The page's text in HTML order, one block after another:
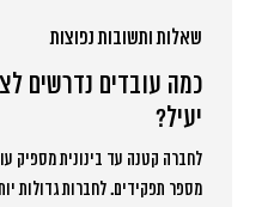
שאלות ותשובות נפוצות
כמה עובדים נדרשים
יעיל?
לחברה קטנה עד בינונית מספיק